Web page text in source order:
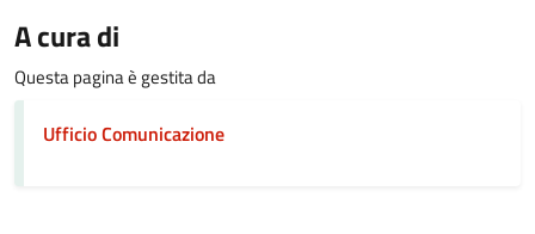
A cura di
Questa pagina è gestita da
Ufficio Comunicazione